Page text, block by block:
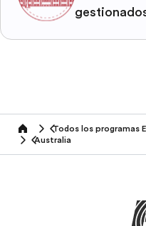
home Todos los programas
Australia